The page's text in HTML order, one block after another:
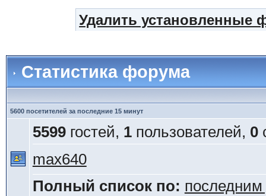
Удалить установленные
Статистика форума
5600 посетителей за последние 15 минут
5599гостей, 1пользователей, 0
max640
Полный список по: